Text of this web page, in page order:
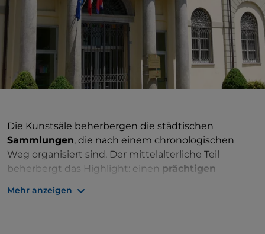
Die Kunstsäle beherbergen die städtischen
Sammlungen, die nach einem chronologischen
Weg organisiert sind. Der mittelalterliche Teil
beherbergt das Highlight: einen prächtigen
, der aus 15 großen, von der Ritterlichkeit
Mehr anzeigen